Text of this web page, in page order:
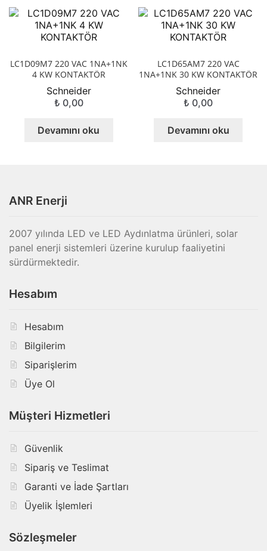
LC1D09M7 220 VAC 1NA+1NK
4 KW KONTAKTÖR
Schneider
₺ 0,00
Devamını oku
LC1D65AM7 220 VAC
1NA+1NK 30 KW KONTAKTÖR
Schneider
₺ 0,00
Devamını oku
ANR Enerji
2007 yılında LED ve LED Aydınlatma ürünleri, solar
panel enerji sistemleri üzerine kurulup faaliyetini
sürdürmektedir.
Hesabım
Hesabım
Bilgilerim
Siparişlerim
Üye Ol
Müşteri Hizmetleri
Güvenlik
Sipariş ve Teslimat
Garanti ve İade Şartları
Üyelik İşlemleri
Sözleşmeler